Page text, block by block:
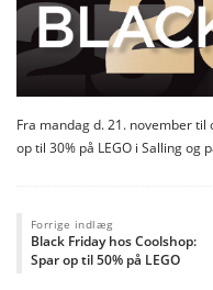
Fra mandag d. 21. november
op til 30% på LEGO i Salling og
Forrige indlæg
Black Friday hos Coolshop:
Spar op til 50% på LEGO